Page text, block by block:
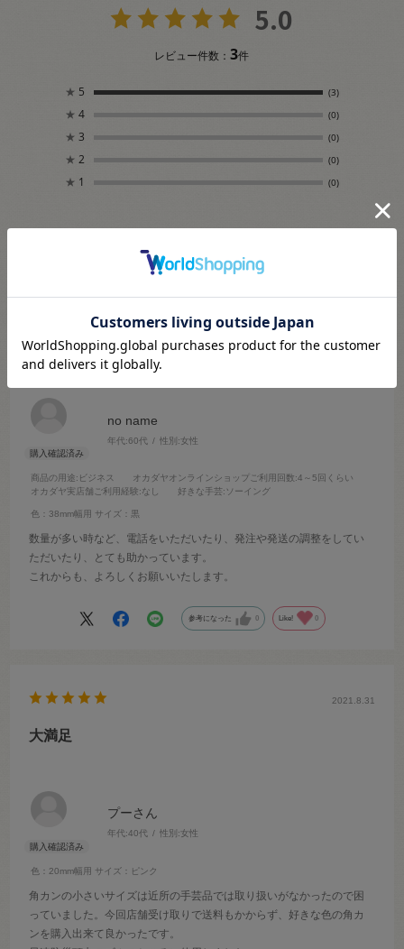
5.0
レビュー件数：3件
★ 5 (3)
★ 4 (0)
★ 3 (0)
★ 2 (0)
★ 1 (0)
絞り込み
no name
年代:60代 性別:女性
商品の用途:ビジネス オカダヤオンラインショップご利用回数:4～5回くらい
オカダヤ実店舗ご利用経験:なし 好きな手芸:ソーイング
色：38mm幅用 サイズ：黒
迅速な対応に感謝です。
数量が多い時など、電話をいただいたり、発注や発送の調整をしてい
ただいたり、とても助かっています。
これからも、よろしくお願いいたします。
参考になった 0 Like! 0
プーさん
年代:40代 性別:女性
色：20mm幅用 サイズ：ピンク
2021.8.31
大満足
角カンの小さいサイズは近所の手芸品では取り扱いがなかったので困
っていました。今回店舗受け取りで送料もかからず、好きな色の角カ
ンを購入出来て良かったです。